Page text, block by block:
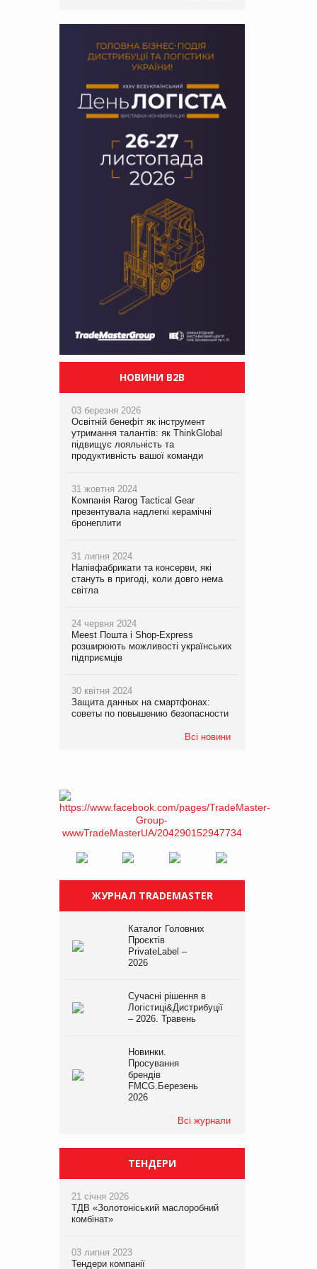
НОВИНИ B2B
03 березня 2026
Освітній бенефіт як інструмент
утримання талантів: як ThinkGlobal
підвищує лояльність та
продуктивність вашої команди
31 жовтня 2024
Компанія Rarog Tactical Gear
презентувала надлегкі керамічні
бронеплити
31 липня 2024
Напівфабрикати та консерви, які
стануть в пригоді, коли довго нема
світла
24 червня 2024
Meest Пошта і Shop-Express
розширюють можливості українських
підприємців
30 квітня 2024
Защита данных на смартфонах:
советы по повышению безопасности
Всі новини
ЖУРНАЛ TRADEMASTER
Каталог Головних
Проєктів
PrivateLabel –
2026
Сучасні рішення в
Логістиці&Дистрибуції
– 2026. Травень
Новинки.
Просування
брендів
FMCG.Березень
2026
Всі журнали
ТЕНДЕРИ
21 січня 2026
ТДВ «Золотоніський маслоробний
комбінат»
03 липня 2023
Тендери компанії